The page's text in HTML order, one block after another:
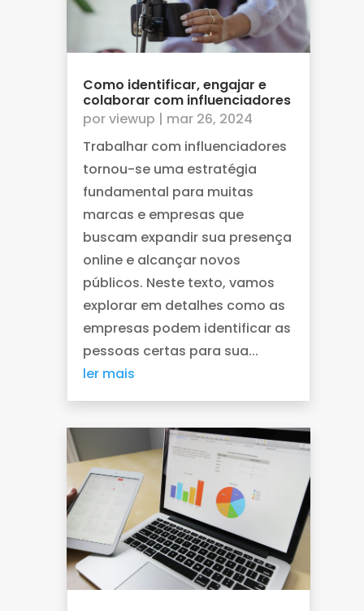
Como identificar, engajar e
colaborar com influenciadores
porviewup | mar 26, 2024
Trabalhar com influenciadores
tornou-se uma estratégia
fundamental para muitas
marcas e empresas que
buscam expandir sua presença
online e alcançar novos
públicos. Neste texto, vamos
explorar em detalhes como as
empresas podem identificar as
pessoas certas para sua...
ler mais